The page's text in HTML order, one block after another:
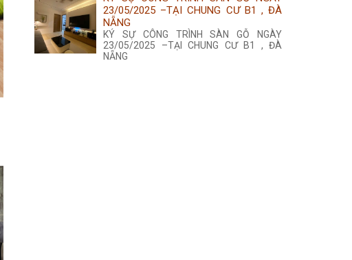
23/05/2025 –TẠI CHUNG CƯ B1 , ĐÀ
NẴNG
KÝ SỰ CÔNG TRÌNH SÀN GỖ NGÀY
23/05/2025 –TẠI CHUNG CƯ B1 , ĐÀ
NẴNG